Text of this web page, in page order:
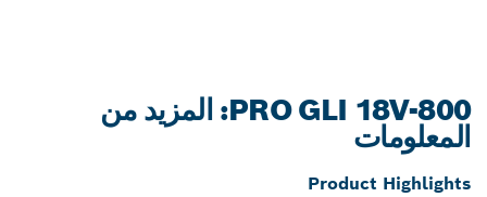
PRO GLI 18V-800: المزيد من
المعلومات
Product Highlights